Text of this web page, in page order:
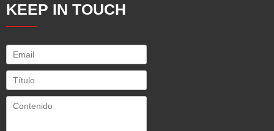
KEEP IN TOUCH